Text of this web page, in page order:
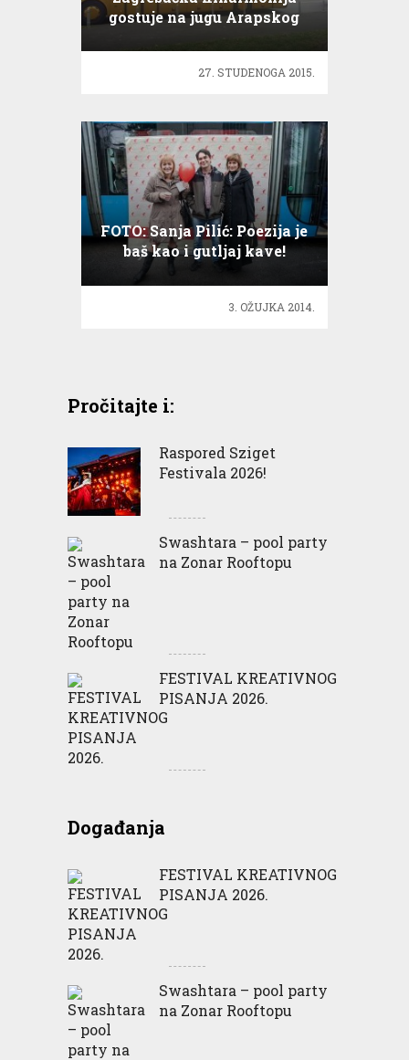
gostuje na jugu Arapskog
27. STUDENOGA 2015.
FOTO: Sanja Pilić: Poezija je
baš kao i gutljaj kave!
3. OŽUJKA 2014.
Pročitajte i:
Raspored Sziget
Festivala 2026!
Swashtara – pool party
na Zonar Rooftopu
FESTIVAL KREATIVNOG
PISANJA 2026.
Događanja
FESTIVAL KREATIVNOG
PISANJA 2026.
Swashtara – pool party
na Zonar Rooftopu